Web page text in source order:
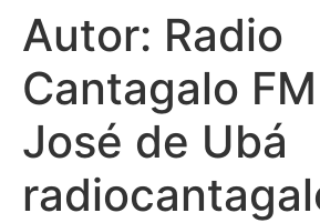
Autor: Radio
Cantagalo
José de Ubá